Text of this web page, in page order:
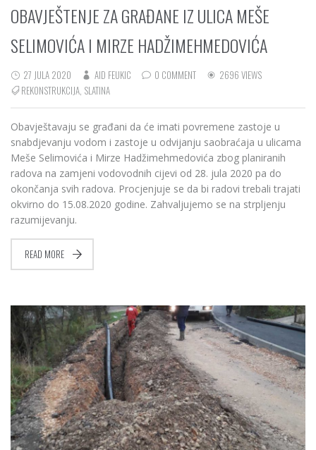
OBAVJEŠTENJE ZA GRAĐANE IZ ULICA MEŠE
SELIMOVIĆA I MIRZE HADŽIMEHMEDOVIĆA
27 JULA 2020 AID FEUKIC 0 COMMENT
2696 VIEWS
REKONSTRUKCIJA, SLATINA
Obavještavaju se građani da će imati povremene zastoje u
snabdjevanju vodom i zastoje u odvijanju saobraćaja u ulicama
Meše Selimovića i Mirze Hadžimehmedovića zbog planiranih
radova na zamjeni vodovodnih cijevi od 28. jula 2020 pa do
okončanja svih radova. Procjenjuje se da bi radovi trebali trajati
okvirno do 15.08.2020 godine. Zahvaljujemo se na strpljenju
razumijevanju.
READ MORE